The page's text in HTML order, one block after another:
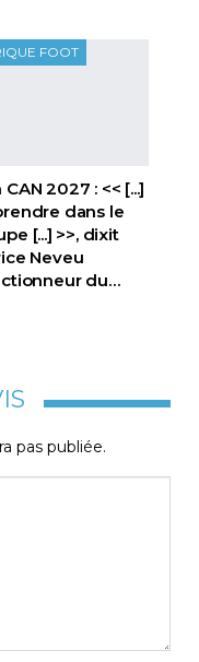
FOOT
CAN 2027 : << [...]
dans le
[...] >>, dixit
Neveu
du…
pas publiée.